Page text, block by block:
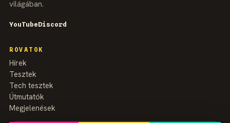
világában.
YouTubeDiscord
ROVATOK
Hírek
Tesztek
Tech tesztek
Útmutatók
Megjelenések